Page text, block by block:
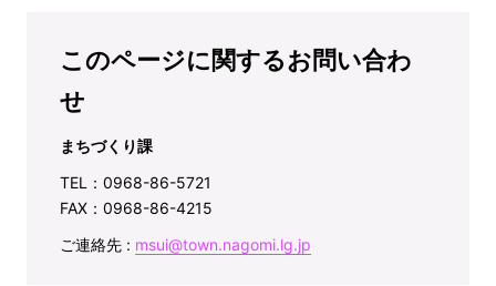
このページに関するお問い合わ
せ
まちづくり課
TEL：0968-86-5721
FAX：0968-86-4215
ご連絡先 : msui@town.nagomi.lg.jp